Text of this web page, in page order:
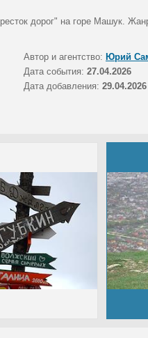
дорог" на горе Машук.
Автор и агентство: Юрий
Дата события: 27.04.2026
Дата добавления: 29.04.2026